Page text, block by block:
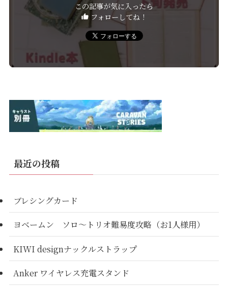
この記事が気に入ったら
フォローしてね！
最近の投稿
ブレシングカード
ヨベームン ソロ～トリオ難易度攻略（お1人様用）
KIWI designナックルストラップ
Anker ワイヤレス充電スタンド